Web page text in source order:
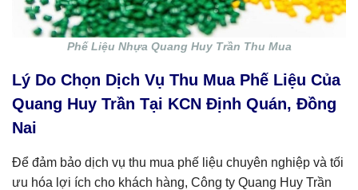
Phế Liệu Nhựa Quang Huy Trần Thu Mua
Lý Do Chọn Dịch Vụ Thu Mua Phế Liệu Của
Quang Huy Trần Tại KCN Định Quán, Đồng
Nai
Để đảm bảo dịch vụ thu mua phế liệu chuyên nghiệp và tối
ưu hóa lợi ích cho khách hàng, Công ty Quang Huy Trần